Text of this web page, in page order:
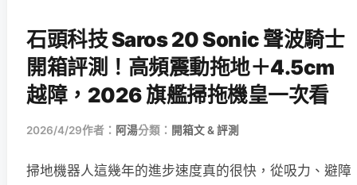
石頭科技 Saros 20 Sonic 聲波騎士
開箱評測！高頻震動拖地＋4.5cm
越障，2026 旗艦掃拖機皇一次看
2026/4/29作者： 阿湯分類： 開箱文 & 評測
掃地機器人這幾年的進步速度真的很快，從吸力、避障